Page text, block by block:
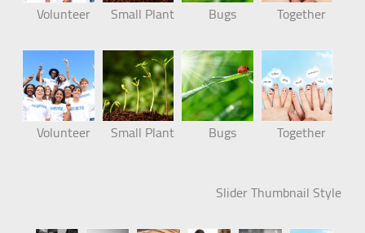
Together
Bugs
Small Plant
Volunteer
Together
Bugs
Small Plant
Volunteer
Slider Thumbnail Style